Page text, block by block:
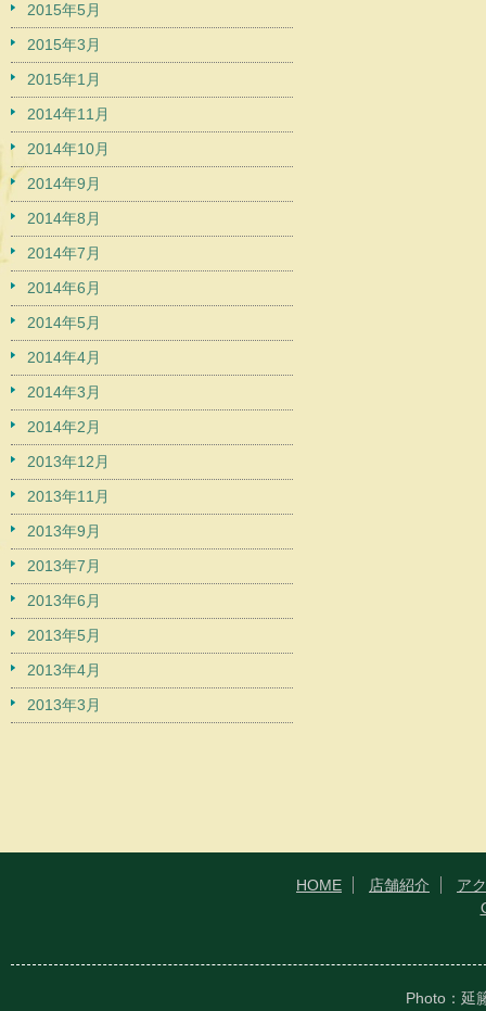
2015年5月
2015年3月
2015年1月
2014年11月
2014年10月
2014年9月
2014年8月
2014年7月
2014年6月
2014年5月
2014年4月
2014年3月
2014年2月
2013年12月
2013年11月
2013年9月
2013年7月
2013年6月
2013年5月
2013年4月
2013年3月
HOME 店舗紹介
ア
Photo：延